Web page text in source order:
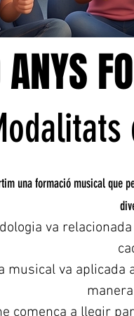
una formació musical que
va
musical va
comença a llegir